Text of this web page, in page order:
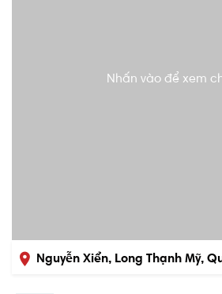
Nhấn vào để xem
Nguyễn Xiển, Long Thạnh Mỹ,